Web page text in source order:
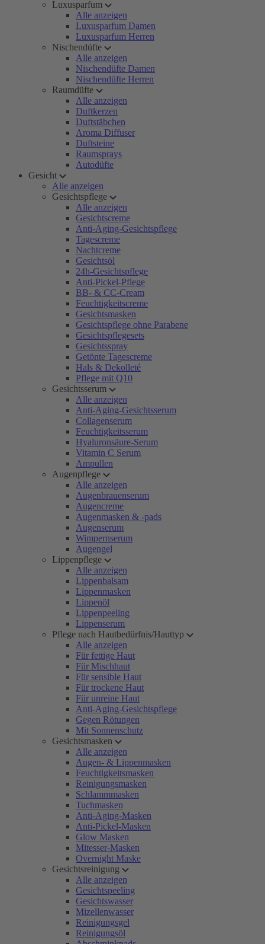
Luxusparfum
Alle anzeigen
Luxusparfum Damen
Luxusparfum Herren
Nischendüfte
Alle anzeigen
Nischendüfte Damen
Nischendüfte Herren
Raumdüfte
Alle anzeigen
Duftkerzen
Duftstäbchen
Aroma Diffuser
Duftsteine
Raumsprays
Autodüfte
Gesicht
Alle anzeigen
Gesichtspflege
Alle anzeigen
Gesichtscreme
Anti-Aging-Gesichtspflege
Tagescreme
Nachtcreme
Gesichtsöl
24h-Gesichtspflege
Anti-Pickel-Pflege
BB- & CC-Cream
Feuchtigkeitscreme
Gesichtsmasken
Gesichtspflege ohne Parabene
Gesichtspflegesets
Gesichtsspray
Getönte Tagescreme
Hals & Dekolleté
Pflege mit Q10
Gesichtsserum
Alle anzeigen
Anti-Aging-Gesichtsserum
Collagenserum
Feuchtigkeitsserum
Hyaluronsäure-Serum
Vitamin C Serum
Ampullen
Augenpflege
Alle anzeigen
Augenbrauenserum
Augencreme
Augenmasken & -pads
Augenserum
Wimpernserum
Augengel
Lippenpflege
Alle anzeigen
Lippenbalsam
Lippenmasken
Lippenöl
Lippenpeeling
Lippenserum
Pflege nach Hautbedürfnis/Hauttyp
Alle anzeigen
Für fettige Haut
Für Mischhaut
Für sensible Haut
Für trockene Haut
Für unreine Haut
Anti-Aging-Gesichtspflege
Gegen Rötungen
Mit Sonnenschutz
Gesichtsmasken
Alle anzeigen
Augen- & Lippenmasken
Feuchtigkeitsmasken
Reinigungsmasken
Schlammmasken
Tuchmasken
Anti-Aging-Masken
Anti-Pickel-Masken
Glow Masken
Mitesser-Masken
Overnight Maske
Gesichtsreinigung
Alle anzeigen
Gesichtspeeling
Gesichtswasser
Mizellenwasser
Reinigungsgel
Reinigungsöl